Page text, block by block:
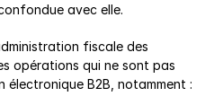
avec elle.
fiscale des
opérations qui ne sont pas
B2B, notamment :